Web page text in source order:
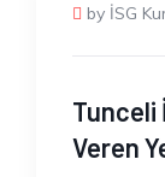
by İSG
Tunceli
Veren